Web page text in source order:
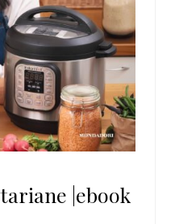
|ebook